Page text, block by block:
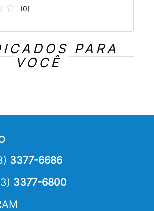
(0)
PARA
VOCÊ
3377-6686
3377-6800